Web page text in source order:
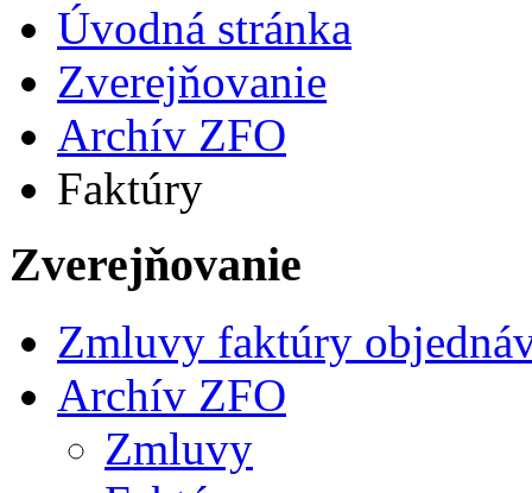
Úvodná stránka
Zverejňovanie
Archív ZFO
Faktúry
Zverejňovanie
Zmluvy faktúry
Archív ZFO
Zmluvy